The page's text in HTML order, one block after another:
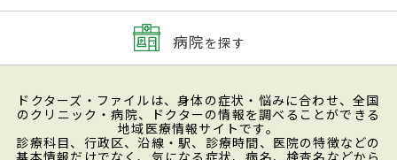
病院を探す
ドクターズ・ファイルは、身体の症状・悩みに合わせ、全国
のクリニック・病院、ドクターの情報を調べることができる
地域医療情報サイトです。
診療科目、行政区、沿線・駅、診療時間、医院の特徴などの
基本情報だけでなく、気になる症状、病名、検査名などから